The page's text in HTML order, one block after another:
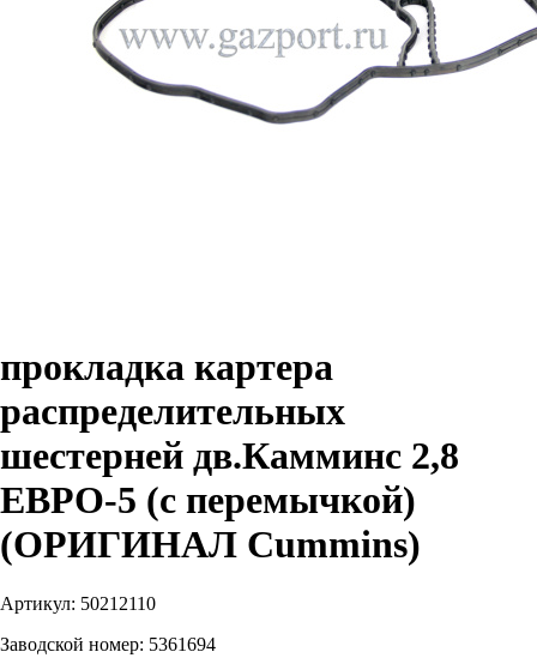
прокладка картера
распределительных
шестерней дв.Камминс 2,8
ЕВРО-5 (с перемычкой)
(ОРИГИНАЛ Cummins)
Артикул: 50212110
Заводской номер: 5361694